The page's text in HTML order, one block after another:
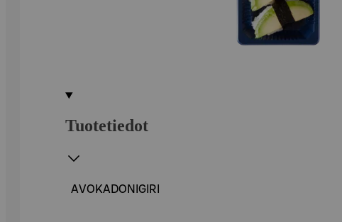
Tuotetiedot
AVOKADONIGIRI